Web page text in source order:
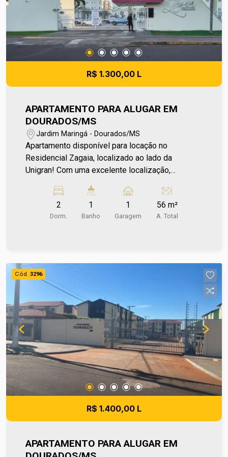
administradora do condomínio e prefeitura
municipal. A metragem informada é aproximada e
pode apresentar pequenas variações.
R$ 1.300,00 L
APARTAMENTO PARA ALUGAR EM
DOURADOS/MS
Jardim Maringá - Dourados/MS
Apartamento disponível para locação no
Residencial Zagaia, localizado ao lado da
Unigran! Com uma excelente localização,
para você, oferece fácil acesso à universidade e
aos principais serviços da região. O apartamento
conta com 2 dormitórios, sala de estar, cozinha
agende sua visita no número (67) 2108-2121. Os
valores de IPTU e Condomínio poderão sofrer
reajustes de valores sem aviso prévio, pois são
de responsabilidade da administradora do
condomínio e prefeitura municipal.
2
Dorm.
1
Banho
1
Garagem
56 m²
A. Total
Cód. 3296
R$ 1.400,00 L
APARTAMENTO PARA ALUGAR EM